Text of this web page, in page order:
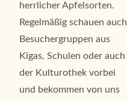
herrlicher Apfelsorten.
Regelmäßig schauen auch
Besuchergruppen aus
Kigas, Schulen oder auch
der Kulturothek vorbei
und bekommen von uns